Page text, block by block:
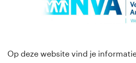
Op deze website vind je